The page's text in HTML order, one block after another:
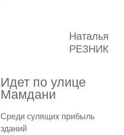
Наталья
РЕЗНИК
Идет по улице
Мамдани
Среди сулящих прибыль
зданий